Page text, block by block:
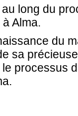
long du
Alma.
du
sa
processus